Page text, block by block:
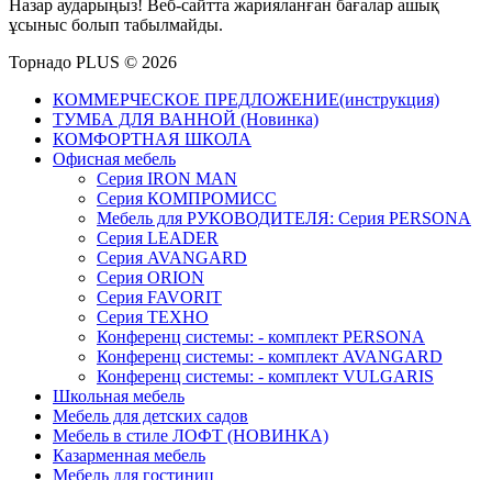
Назар аударыңыз! Веб-сайтта жарияланған бағалар ашық
ұсыныс болып табылмайды.
Торнадо PLUS © 2026
КОММЕРЧЕСКОЕ ПРЕДЛОЖЕНИЕ(инструкция)
ТУМБА ДЛЯ ВАННОЙ (Новинка)
КОМФОРТНАЯ ШКОЛА
Офисная мебель
Серия IRON MAN
Серия КОМПРОМИСС
Мебель для РУКОВОДИТЕЛЯ: Серия PERSONA
Серия LEADER
Серия AVANGARD
Серия ORION
Серия FAVORIT
Серия ТЕХНО
Конференц системы: - комплект PERSONA
Конференц системы: - комплект AVANGARD
Конференц системы: - комплект VULGARIS
Школьная мебель
Мебель для детских садов
Мебель в стиле ЛОФТ (НОВИНКА)
Казарменная мебель
Мебель для гостиниц